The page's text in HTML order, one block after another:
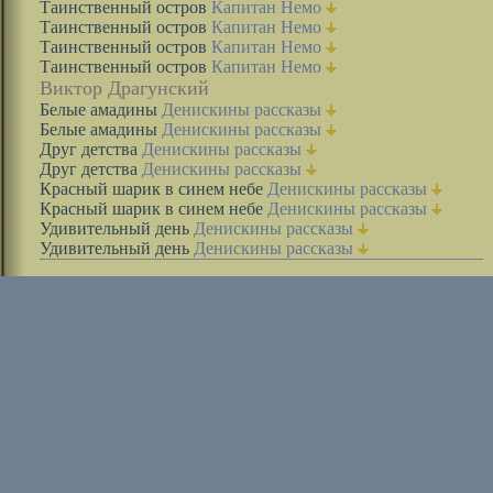
Таинственный остров Капитан Немо
Таинственный остров Капитан Немо
Таинственный остров Капитан Немо
Таинственный остров Капитан Немо
Виктор Драгунский
Белые амадины Денискины рассказы
Белые амадины Денискины рассказы
Друг детства Денискины рассказы
Друг детства Денискины рассказы
Красный шарик в синем небе Денискины рассказы
Красный шарик в синем небе Денискины рассказы
Удивительный день Денискины рассказы
Удивительный день Денискины рассказы